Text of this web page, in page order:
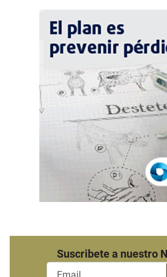
Suscribete a nuestro